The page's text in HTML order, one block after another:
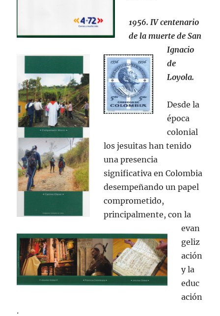
1956. IV centenario
de la muerte de San
Ignacio
de
Loyola.
Desde la
época
colonial
los jesuitas han tenido
una presencia
significativa en Colombia
desempeñando un papel
comprometido,
principalmente, con la
evan
geliz
ación
y la
educ
ación
.